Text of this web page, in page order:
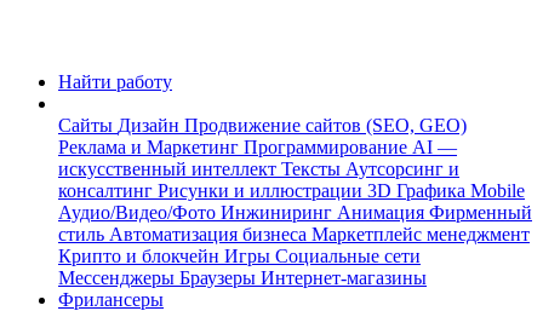
Найти работу
Сайты Дизайн Продвижение сайтов (SEO, GEO)
Реклама и Маркетинг Программирование AI —
искусственный интеллект Тексты Аутсорсинг и
консалтинг Рисунки и иллюстрации 3D Графика Mobile
Аудио/Видео/Фото Инжиниринг Анимация Фирменный
стиль Автоматизация бизнеса Маркетплейс менеджмент
Крипто и блокчейн Игры Социальные сети
Мессенджеры Браузеры Интернет-магазины
Фрилансеры